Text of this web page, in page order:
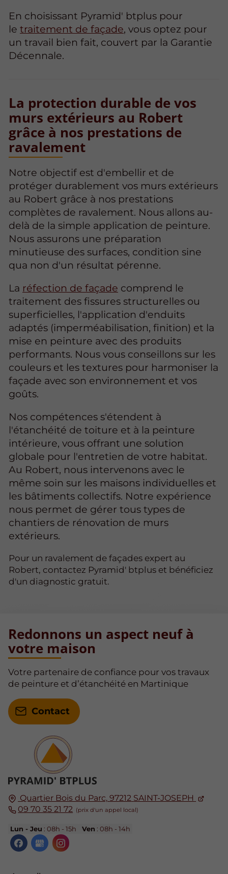
En choisissant Pyramid' btplus pour
le traitement de façade, vous optez pour
un travail bien fait, couvert par la Garantie
Décennale.
La protection durable de vos
murs extérieurs au Robert
grâce à nos prestations de
ravalement
Notre objectif est d'embellir et de
protéger durablement vos murs extérieurs
au Robert grâce à nos prestations
complètes de ravalement. Nous allons au-
delà de la simple application de peinture.
Nous assurons une préparation
minutieuse des surfaces, condition sine
qua non d'un résultat pérenne.
La réfection de façade comprend le
traitement des fissures structurelles ou
superficielles, l'application d'enduits
adaptés (imperméabilisation, finition) et la
mise en peinture avec des produits
performants. Nous vous conseillons sur les
couleurs et les textures pour harmoniser la
façade avec son environnement et vos
goûts.
Nos compétences s'étendent à
l'étanchéité de toiture et à la peinture
intérieure, vous offrant une solution
globale pour l'entretien de votre habitat.
Au Robert, nous intervenons avec le
même soin sur les maisons individuelles et
les bâtiments collectifs. Notre expérience
nous permet de gérer tous types de
chantiers de rénovation de murs
extérieurs.
Pour un ravalement de façades expert au
Robert, contactez Pyramid' btplus et bénéficiez
d'un diagnostic gratuit.
Quartier Bois du Parc, 97212 SAINT-JOSEPH
09 70 35 21 72
Lun - Jeu : 08h - 15h Ven : 08h - 14h
Redonnons un aspect neuf à
votre maison
Votre partenaire de confiance pour vos travaux
de peinture et d’étanchéité en Martinique
Contact